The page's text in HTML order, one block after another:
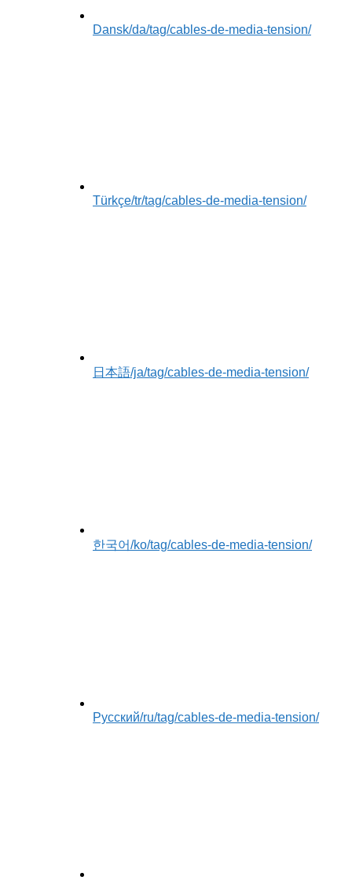
Dansk/da/tag/cables-de-media-tension/
Türkçe/tr/tag/cables-de-media-tension/
日本語/ja/tag/cables-de-media-tension/
한국어/ko/tag/cables-de-media-tension/
Русский/ru/tag/cables-de-media-tension/